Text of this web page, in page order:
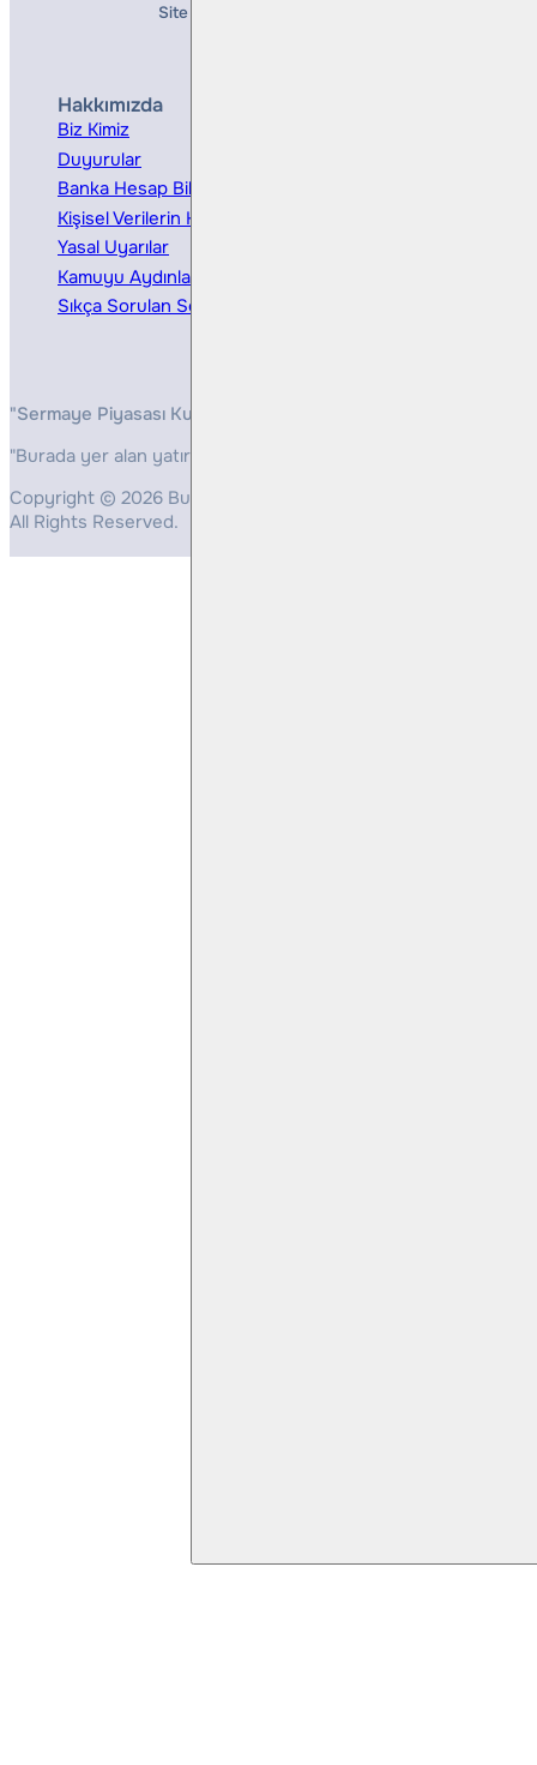
Site Creation & Technology by
Hakkımızda
Biz Kimiz
Duyurular
Banka Hesap Bilgileri
Kişisel Verilerin Korunması
Yasal Uyarılar
Kamuyu Aydınlatma
Sıkça Sorulan Sorular
"Sermaye Piyasası Kurulunun, Yatırım Hizmetleri ve
"Burada yer alan yatırım bilgi, yorum ve tavsiyeleri yatırım
Copyright © 2026 Bulls Yatırım Menkul Değerler
All Rights Reserved.